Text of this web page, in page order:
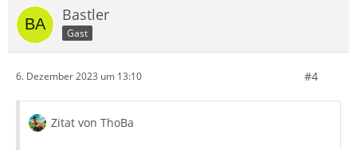
Bastler
Gast
6. Dezember 2023 um 13:10 #4
Zitat von ThoBa